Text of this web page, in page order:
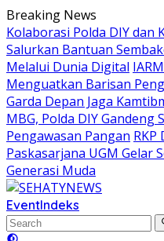
Skip
to
content
Breaking News
Kolaborasi Polda DIY dan
Salurkan Bantuan
Melalui Dunia Digital
Menguatkan Barisan
Garda Depan Jaga
MBG, Polda DIY
Pengawasan Pangan RKP
Paskasarjana UGM Gelar
Generasi Muda
EventIndeks